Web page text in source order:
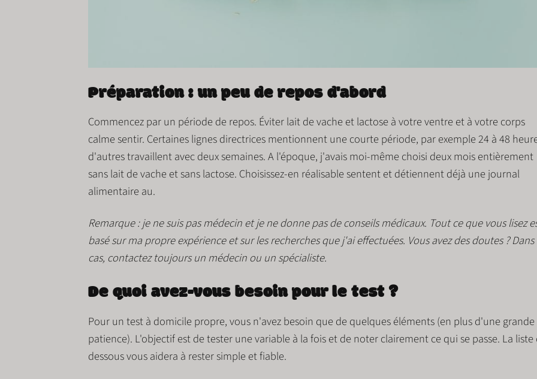
Préparation : un peu de repos d'abord
Commencez par un période de repos. Éviterlait de vacheetlactoseà votre ventre et à votre corps
calmesentir. Certaines lignes directrices mentionnent une courte période, par exemple24 à 48
d'autres travaillent avecdeux semaines. A l'époque, j'avais moi-même choisi deux moisentièrement
sans lait de vache et sans lactose. Choisissez-en réalisablesentent et détiennent déjà unejournal
alimentaireau.
Remarque : je ne suis pas médecin et je ne donne pas de conseils médicaux. Tout ce que vous lisez
basé sur ma propre expérience et sur les recherches que j'ai effectuées. Vous avez des doutes ? Dans
cas, contactez toujours un médecin ou un spécialiste.
De quoi avez-vous besoin pour le test ?
Pour un test à domicile propre, vous n'avez besoin que de quelques éléments (en plus d'une grande
patience). L'objectif est de tester une variable à la fois et de noter clairement ce qui se passe. La liste
dessous vous aidera à rester simple et fiable.